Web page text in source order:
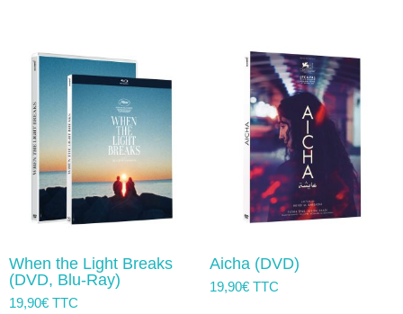
Les
options
peuvent
être
choisies
sur
la
page
du
produit
When the Light Breaks
(DVD, Blu-Ray)
19,90€ TTC
Aicha (DVD)
19,90€ TTC